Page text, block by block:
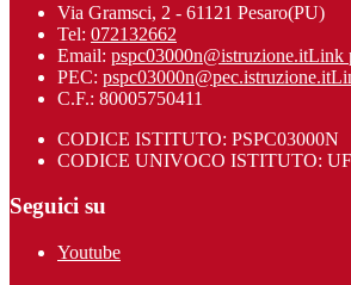
Via Gramsci, 2 - 61121 Pesaro(PU)
Tel: 072132662
Email: pspc03000n@istruzione.itLink
PEC: pspc03000n@pec.istruzione.it
C.F.: 80005750411
CODICE ISTITUTO: PSPC03000N
CODICE UNIVOCO ISTITUTO:
Seguici su
Youtube